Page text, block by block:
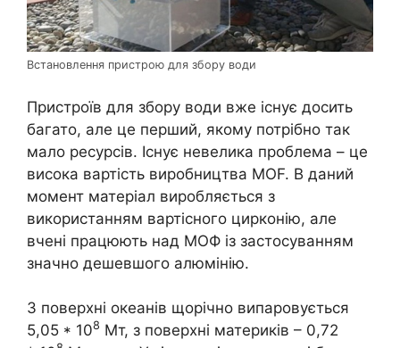
Встановлення пристрою для збору води
Пристроїв для збору води вже існує досить
багато, але це перший, якому потрібно так
мало ресурсів. Існує невелика проблема – це
висока вартість виробництва MOF. В даний
момент матеріал виробляється з
використанням вартісного цирконію, але
вчені працюють над МОФ із застосуванням
значно дешевшого алюмінію.
З поверхні океанів щорічно випаровується
5,05 * 108 Мт, з поверхні материків – 0,72